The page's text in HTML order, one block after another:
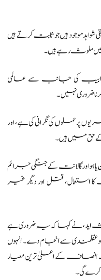
موجود ہیں جو ثابت کرتے ہیں
ملوث رہے ہیں۔
کی جانب سے عالمی
ضروری نہیں۔
پر حملوں کی نگرانی کی ہے، اور
حق میں ہیں۔
اور گالانت کے جنگی جرائم
استعمال، قتل اور دیگر غیر
نے کہا کہ یہ ضروری ہے
عقلمندی سے انجام دے۔ انہوں
انصاف کے اعلیٰ ترین معیار
گی۔